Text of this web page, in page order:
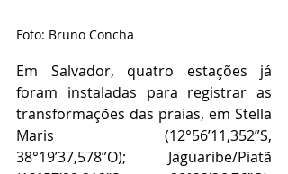
Foto: Bruno Concha
Em Salvador, quatro estações já
foram instaladas para registrar as
transformações das praias, em Stella
Maris (12°56’11,352”S,
38°19’37,578”O); Jaguaribe/Piatã